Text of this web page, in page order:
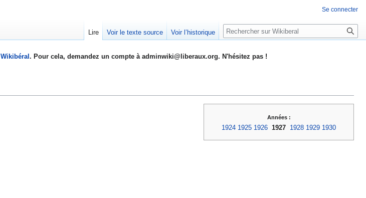
Wikibéral . Pour cela, demandez un compte à adminwiki@liberaux.org. N'hésitez pas !
Années :
1924 1925 1926 1927 1928 1929 1930
Se connecter
Lire Voir le texte source Voir l’historique Rechercher